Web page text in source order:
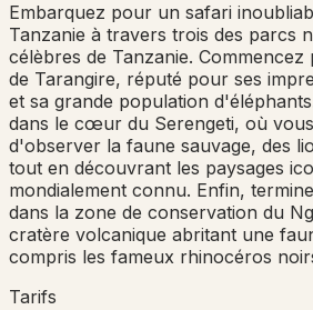
Embarquez pour un safari
Tanzanie à travers trois des parcs
célèbres de Tanzanie.
de Tarangire, réputé pour ses
et sa grande population
dans le cœur du Serengeti, où
d'observer la faune sauvage, des
tout en découvrant les paysages
mondialement connu. Enfin,
dans la zone de conservation du
cratère volcanique abritant une
compris les fameux rhinocéros
Tarifs